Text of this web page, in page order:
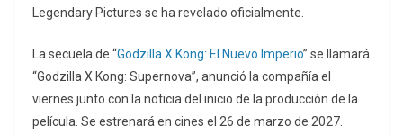
Legendary Pictures se ha revelado oficialmente.
La secuela de “Godzilla X Kong: El Nuevo Imperio” se llamará
“Godzilla X Kong: Supernova”, anunció la compañía el
viernes junto con la noticia del inicio de la producción de la
película. Se estrenará en cines el 26 de marzo de 2027.